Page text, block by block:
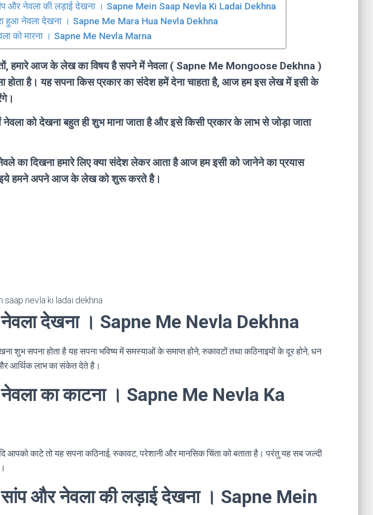
और नेवला की लड़ाई देखना । Sapne Mein Saap Nevla Ki Ladai Dekhna
हुआ नेवला देखना । Sapne Me Mara Hua Nevla Dekhna
को मारना । Sapne Me Nevla Marna
हमारे आज के लेख का विषय है सपने में नेवला ( Sapne Me Mongoose Dekhna )
होता है। यह सपना किस प्रकार का संदेश हमें देना चाहता है, आज हम इस लेख में इसी के
नेवला को देखना बहुत ही शुभ माना जाता है और इसे किसी प्रकार के लाभ से जोड़ा जाता
का दिखना हमारे लिए क्या संदेश लेकर आता है आज हम इसी को जानेने का प्रयास
हमने अपने आज के लेख को शुरू करते है।
देखना । Sapne Me Nevla Dekhna
शुभ सपना होता है यह सपना भविष्य में समस्याओं के समाप्त होने, रुकावटों तथा कठिनाइयों के दूर होने, धन
आर्थिक लाभ का संकेत देते है।
का काटना । Sapne Me Nevla Ka
आपको काटे तो यह सपना कठिनाई, रुकावट, परेशानी और मानसिक चिंता को बताता है। परंतु यह सब जल्दी
और नेवला की लड़ाई देखना । Sapne Mein